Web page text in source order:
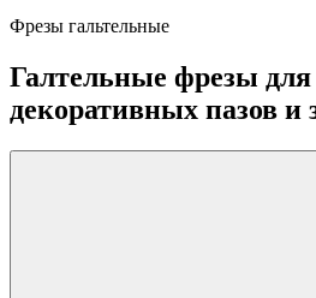
Фрезы гальтельные
Галтельные фрезы для
декоративных пазов и